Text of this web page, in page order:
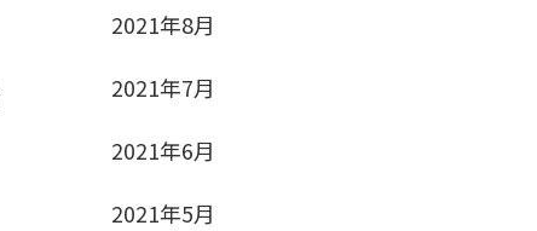
2021年8月
2021年7月
2021年6月
2021年5月